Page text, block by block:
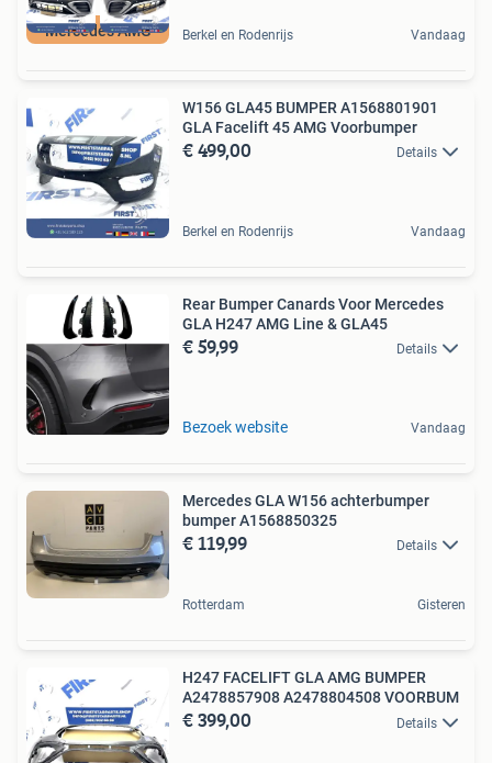
Mercedes AMG Berkel en Rodenrijs Vandaag
W156 GLA45 BUMPER A1568801901
GLA Facelift 45 AMG Voorbumper
€ 499,00 Details
Berkel en Rodenrijs Vandaag
Rear Bumper Canards Voor Mercedes
GLA H247 AMG Line & GLA45
€ 59,99 Details
Bezoek website Vandaag
Mercedes GLA W156 achterbumper
bumper A1568850325
€ 119,99 Details
Rotterdam Gisteren
H247 FACELIFT GLA AMG BUMPER
A2478857908 A2478804508 VOORBUM
€ 399,00 Details